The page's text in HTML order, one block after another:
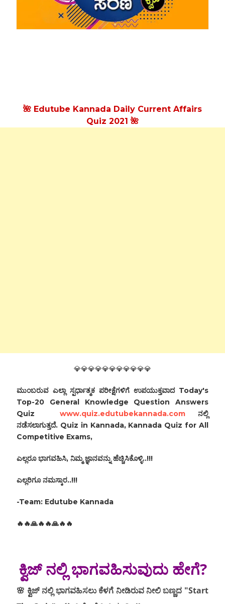
🌺 Edutube Kannada Daily Current Affairs
Quiz 2021 🌺
💎💎💎💎💎💎💎💎💎💎💎
ಮುಂಬರುವ ಎಲ್ಲಾ ಸ್ಪರ್ಧಾತ್ಮಕ ಪರೀಕ್ಷೆಗಳಿಗೆ ಉಪಯುಕ್ತವಾದ Today's
Top-20 General Knowledge Question Answers
Quiz www.quiz.edutubekannada.comನಲ್ಲಿ
ನಡೆಸಲಾಗುತ್ತದೆ‌. Quiz in Kannada, Kannada Quiz for All
Competitive Exams,
ಎಲ್ಲರೂ ಭಾಗವಹಿಸಿ, ನಿಮ್ಮ ಜ್ಞಾನವನ್ನು ಹೆಚ್ಚಿಸಿಕೊಳ್ಳಿ..!!!
ಎಲ್ಲರಿಗೂ ನಮಸ್ಕಾರ..!!!
-Team: Edutube Kannada
🔥🔥🙏🔥🔥🙏🔥🔥
ಕ್ವಿಜ್ ನಲ್ಲಿ‌ ಭಾಗವಹಿಸುವುದು ಹೇಗೆ?
🌸 ಕ್ವಿಜ್ ನಲ್ಲಿ ಭಾಗವಹಿಸಲು ಕೆಳಗೆ ನೀಡಿರುವ ನೀಲಿ ಬಣ್ಣದ "Start